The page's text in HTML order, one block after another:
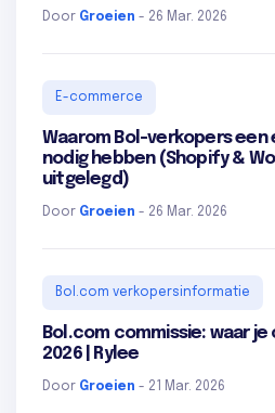
Door Groeien - 26 Mar. 2026
E-commerce
Waarom Bol-verkopers een
nodig hebben (Shopify &
uitgelegd)
Door Groeien - 26 Mar. 2026
Bol.com verkopersinformatie
Bol.com commissie: waar
2026 | Rylee
Door Groeien - 21 Mar. 2026